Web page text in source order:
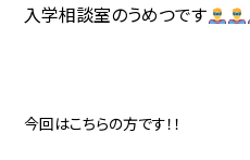
入学相談室のうめつです
今回はこちらの方です！！